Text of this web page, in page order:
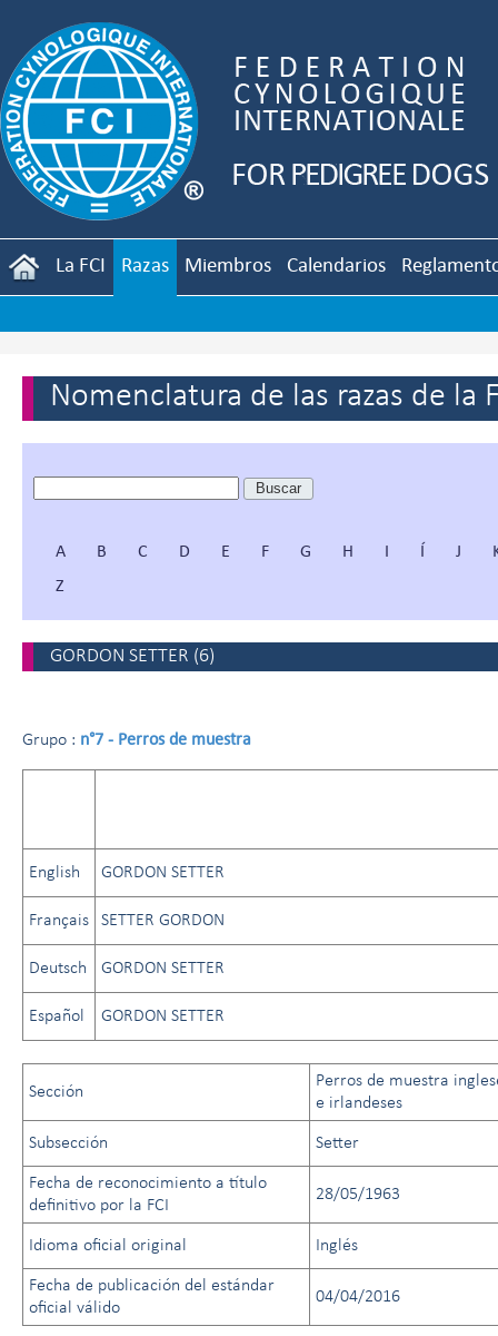
La FCI Razas Miembros Calendarios
Nomenclatura de las razas de la
A B C D E F G H I Í J
Z
GORDON SETTER (6)
Grupo : n°7 - Perros de muestra
English GORDON SETTER
Français SETTER GORDON
Deutsch GORDON SETTER
Español GORDON SETTER
Sección
Perros de muestra
e irlandeses
Subsección Setter
Fecha de reconocimiento a título
definitivo por la FCI
28/05/1963
Idioma oficial original Inglés
Fecha de publicación del estándar
oficial válido
04/04/2016